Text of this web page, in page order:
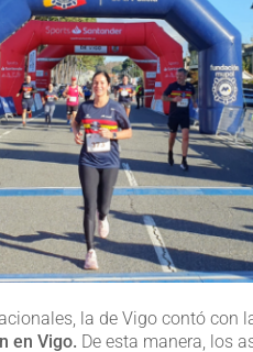
la de Vigo contó con
en Vigo. De esta manera, los